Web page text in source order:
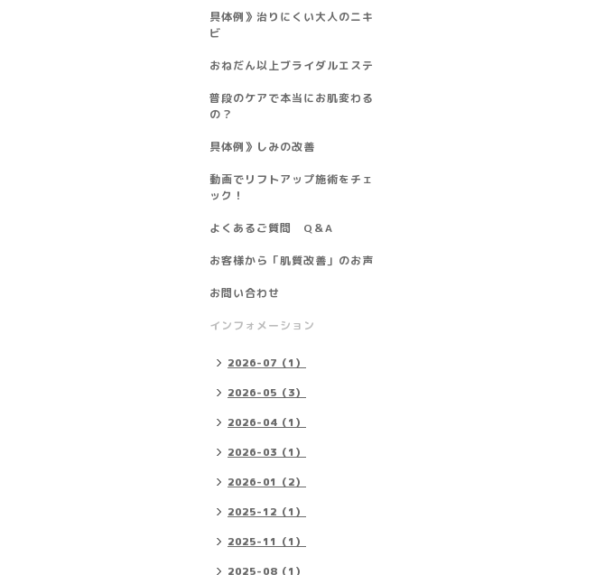
具体例》治りにくい大人のニキ
ビ
おねだん以上ブライダルエステ
普段のケアで本当にお肌変わる
の？
具体例》しみの改善
動画でリフトアップ施術をチェ
ック！
よくあるご質問 Q＆A
お客様から「肌質改善」のお声
お問い合わせ
インフォメーション
2026-07（1）
2026-05（3）
2026-04（1）
2026-03（1）
2026-01（2）
2025-12（1）
2025-11（1）
2025-08（1）